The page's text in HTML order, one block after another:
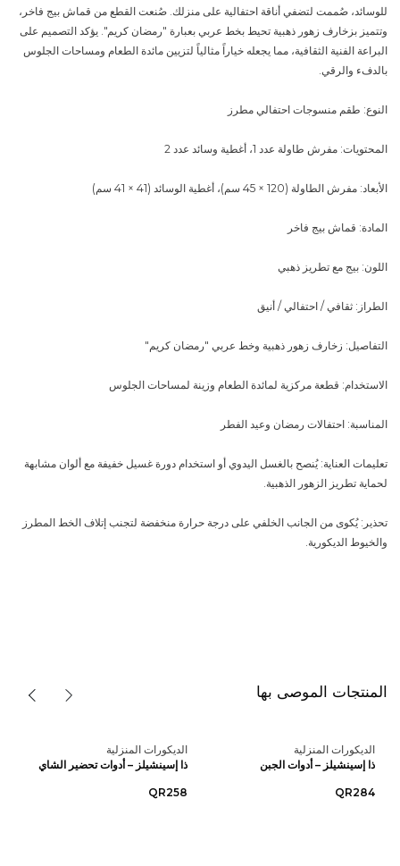
للوسائد، صُممت لتضفي أناقة احتفالية على منزلك. صُنعت القطع من قماش بيج فاخر،
وتتميز بزخارف زهور ذهبية تحيط بخط عربي بعبارة "رمضان كريم". يؤكد التصميم على
البراعة الفنية الثقافية، مما يجعله خياراً مثالياً لتزيين مائدة الطعام ومساحات الجلوس
بالدفء والرقي.
النوع: طقم منسوجات احتفالي مطرز
المحتويات: مفرش طاولة عدد 1، أغطية وسائد عدد 2
الأبعاد: مفرش الطاولة (120 × 45 سم)، أغطية الوسائد (41 × 41 سم)
المادة: قماش بيج فاخر
اللون: بيج مع تطريز ذهبي
الطراز: ثقافي / احتفالي / أنيق
التفاصيل: زخارف زهور ذهبية وخط عربي "رمضان كريم"
الاستخدام: قطعة مركزية لمائدة الطعام وزينة لمساحات الجلوس
المناسبة: احتفالات رمضان وعيد الفطر
تعليمات العناية: يُنصح بالغسل اليدوي أو استخدام دورة غسيل خفيفة مع ألوان مشابهة
لحماية تطريز الزهور الذهبية.
تحذير: يُكوى من الجانب الخلفي على درجة حرارة منخفضة لتجنب إتلاف الخط المطرز
والخيوط الديكورية.
المنتجات الموصى بها
الديكورات المنزلية
ذا إسينشيلز – أدوات الجبن
QR284
الديكورات المنزلية
ذا إسينشيلز – أدوات تحضير الشاي
QR258